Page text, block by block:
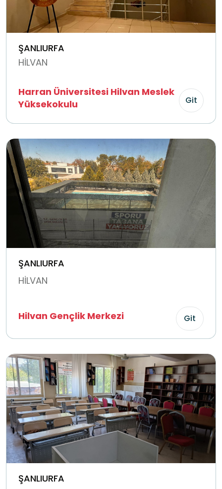
ŞANLIURFA
HİLVAN
Harran Üniversitesi Hilvan Meslek
Yüksekokulu
Git
ŞANLIURFA
HİLVAN
Hilvan Gençlik Merkezi Git
ŞANLIURFA